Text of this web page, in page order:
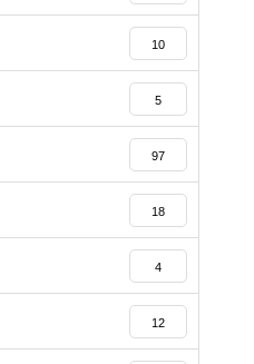
10
5
97
18
4
12